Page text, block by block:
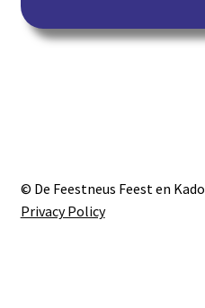
© De Feestneus Feest en Kado
Privacy Policy